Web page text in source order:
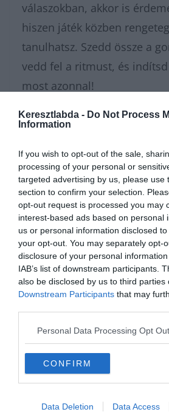
Keresztlabda - Do Not Process
Information
If you wish to opt-out of the sale,
processing of your personal or
targeted advertising by us, please use
section to confirm your selection.
opt-out request is processed you may
interest-based ads based on personal
us or personal information disclosed
your opt-out. You may separately opt-
disclosure of your personal
IAB’s list of downstream participants.
also be disclosed by us to third parties
Downstream Participants that may
Personal Data Processing Opt
CONFIRM
Data Deletion Data Access
válaszokban, akkor is
hiszen játék közben
tanulhatsz. Szedd össze a
vedd fel a ritmust, és
most azonnal!
Amikor a végére értél ennek
archívumában még
rád. Ne tartsd magadban az
eredményt, csatlakozz a
csoportközösségéhez, és
legnehezebb kérdéseket a
ritmusérzék-tesztelés után
Keresztlabda YouTube
videóival könnyedén
hátralévő részében.